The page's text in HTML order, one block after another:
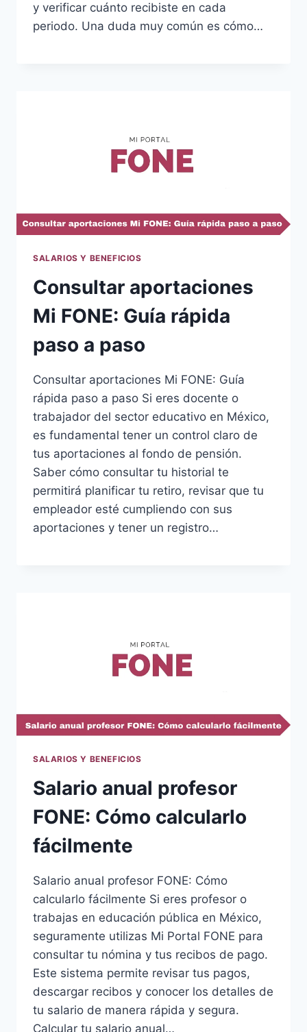
y verificar cuánto recibiste en cada
periodo. Una duda muy común es cómo…
SALARIOS Y BENEFICIOS
Consultar aportaciones
Mi FONE: Guía rápida
paso a paso
Consultar aportaciones Mi FONE: Guía
rápida paso a paso Si eres docente o
trabajador del sector educativo en México,
es fundamental tener un control claro de
tus aportaciones al fondo de pensión.
Saber cómo consultar tu historial te
permitirá planificar tu retiro, revisar que tu
empleador esté cumpliendo con sus
aportaciones y tener un registro…
SALARIOS Y BENEFICIOS
Salario anual profesor
FONE: Cómo calcularlo
fácilmente
Salario anual profesor FONE: Cómo
calcularlo fácilmente Si eres profesor o
trabajas en educación pública en México,
seguramente utilizas Mi Portal FONE para
consultar tu nómina y tus recibos de pago.
Este sistema permite revisar tus pagos,
descargar recibos y conocer los detalles de
tu salario de manera rápida y segura.
Calcular tu salario anual…